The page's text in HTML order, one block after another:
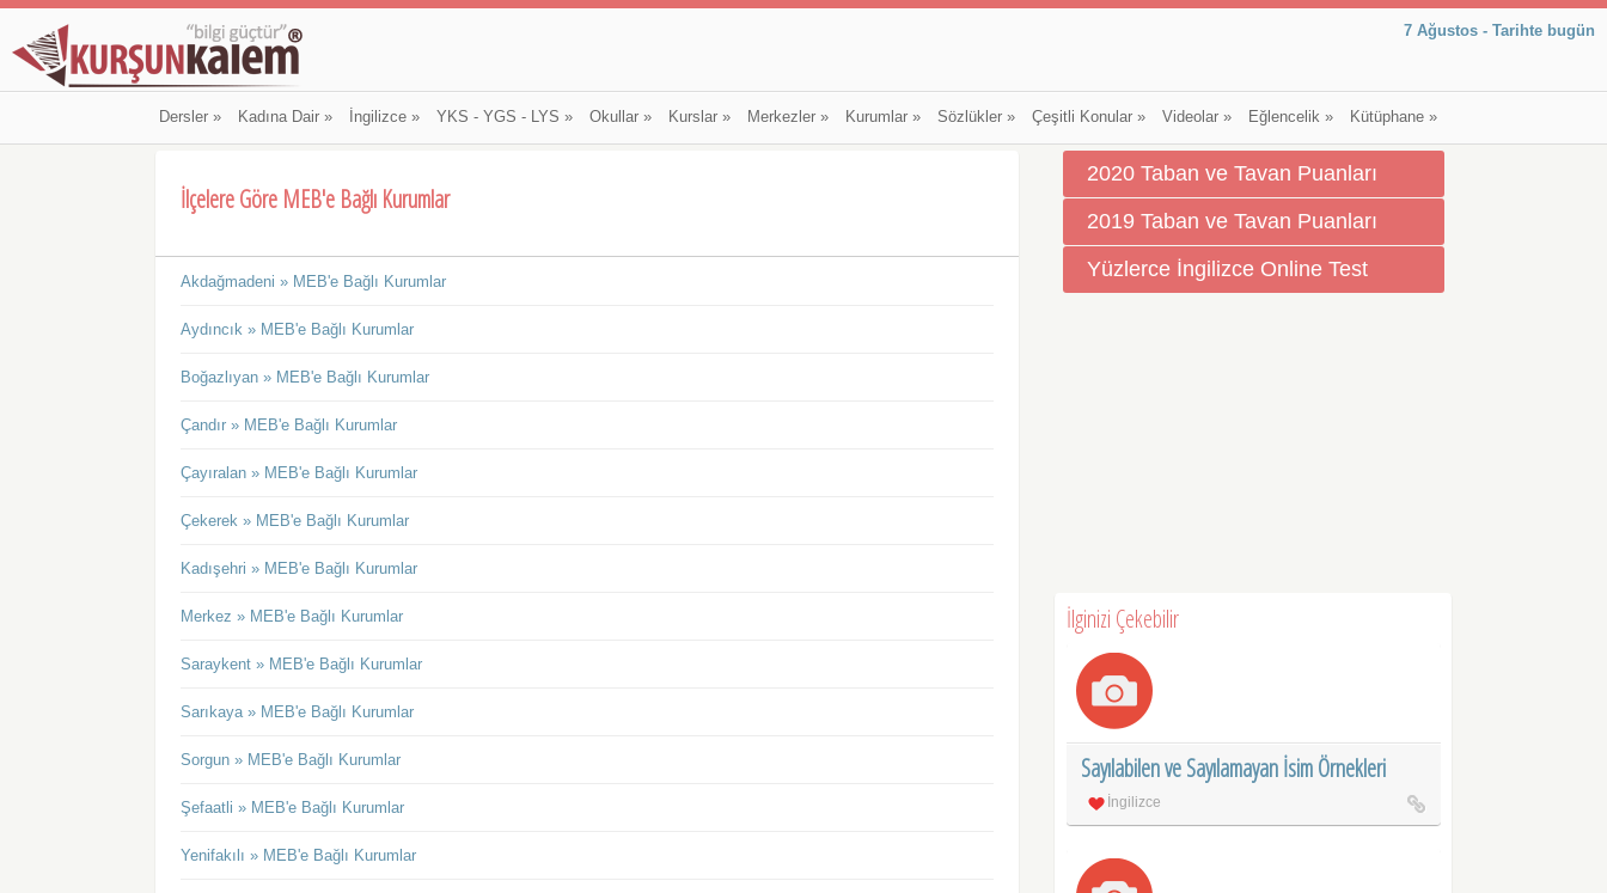
7 Ağustos - Tarihte bugün
Dersler» Kadına Dair» İngilizce» YKS - YGS - LYS » Okullar» Kurslar» Merkezler» Kurumlar» Sözlükler» Çeşitli Konular» Videolar» Eğlencelik» Kütüphane»
İlçelere Göre MEB'e Bağlı Kurumlar
Akdağmadeni » MEB'e Bağlı Kurumlar
Aydıncık » MEB'e Bağlı Kurumlar
Boğazlıyan » MEB'e Bağlı Kurumlar
Çandır » MEB'e Bağlı Kurumlar
Çayıralan » MEB'e Bağlı Kurumlar
Çekerek » MEB'e Bağlı Kurumlar
Kadışehri » MEB'e Bağlı Kurumlar
Merkez » MEB'e Bağlı Kurumlar
Saraykent » MEB'e Bağlı Kurumlar
Sarıkaya » MEB'e Bağlı Kurumlar
Sorgun » MEB'e Bağlı Kurumlar
Şefaatli » MEB'e Bağlı Kurumlar
Yenifakılı » MEB'e Bağlı Kurumlar
2020 Taban ve Tavan Puanları
2019 Taban ve Tavan Puanları
Yüzlerce İngilizce Online Test
İlginizi Çekebilir
Sayılabilen ve Sayılamayan İsim Örnekleri
İngilizce